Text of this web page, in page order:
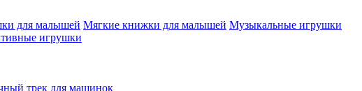
для малышей Мягкие книжки для малышей Музыкальные игрушки
игрушки
трек для машинок